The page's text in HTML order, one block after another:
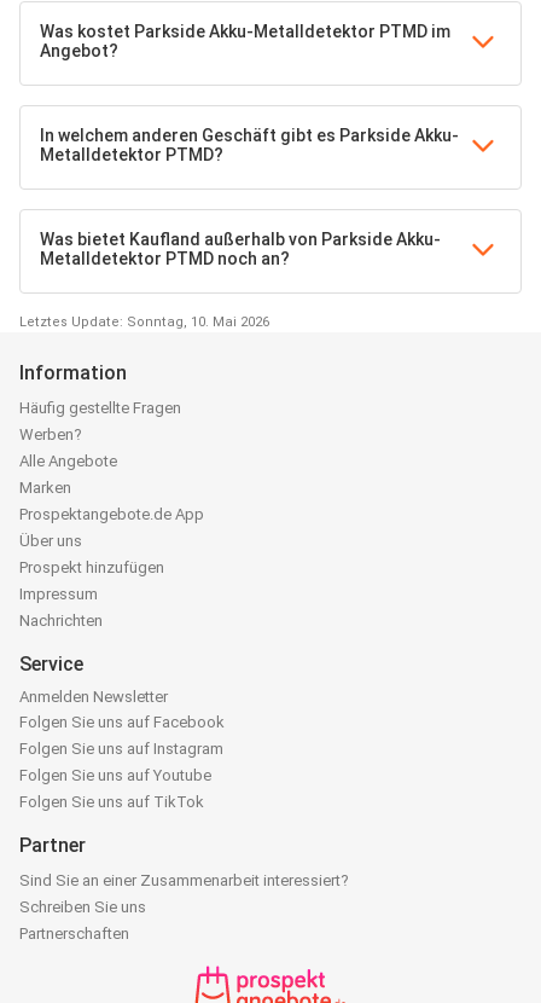
Was kostet Parkside Akku-Metalldetektor PTMD im
Angebot?
In welchem anderen Geschäft gibt es Parkside Akku-
Metalldetektor PTMD?
Was bietet Kaufland außerhalb von Parkside Akku-
Metalldetektor PTMD noch an?
Letztes Update: Sonntag, 10. Mai 2026
Information
Häufig gestellte Fragen
Werben?
Alle Angebote
Marken
Prospektangebote.de App
Über uns
Prospekt hinzufügen
Impressum
Nachrichten
Service
Anmelden Newsletter
Folgen Sie uns auf Facebook
Folgen Sie uns auf Instagram
Folgen Sie uns auf Youtube
Folgen Sie uns auf TikTok
Partner
Sind Sie an einer Zusammenarbeit interessiert?
Schreiben Sie uns
Partnerschaften